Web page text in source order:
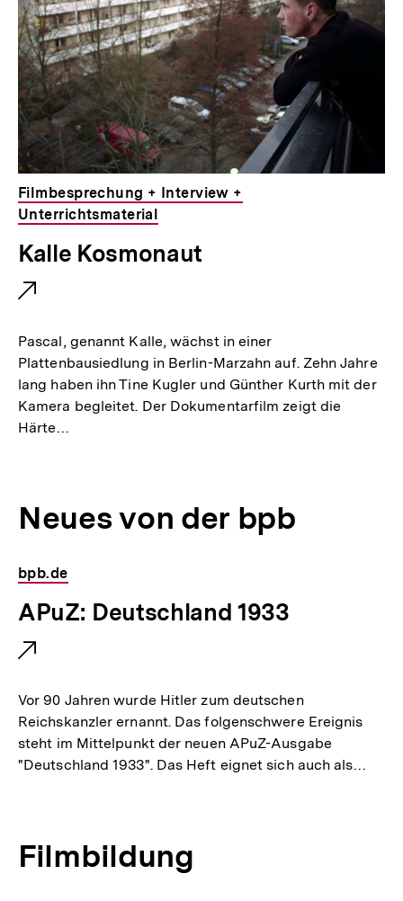
k
:
Filmbesprechung + Interview +
Unterrichtsmaterial
E
x
t
e
r
n
e
i
n
:
Kalle Kosmonaut
Pascal, genannt Kalle, wächst in einer
Plattenbausiedlung in Berlin-Marzahn auf. Zehn Jahre
lang haben ihn Tine Kugler und Günther Kurth mit der
Kamera begleitet. Der Dokumentarfilm zeigt die
Härte…
Neues von der bpb
bpb.de
E
x
t
e
r
n
e
i
APuZ: Deutschland 1933
Vor 90 Jahren wurde Hitler zum deutschen
Reichskanzler ernannt. Das folgenschwere Ereignis
steht im Mittelpunkt der neuen APuZ-Ausgabe
"Deutschland 1933". Das Heft eignet sich auch als…
Filmbildung